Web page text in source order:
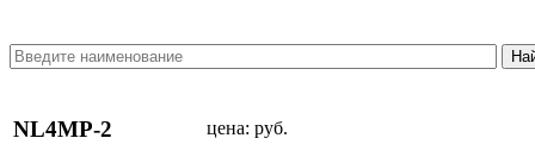
NL4MP-2 цена: руб.